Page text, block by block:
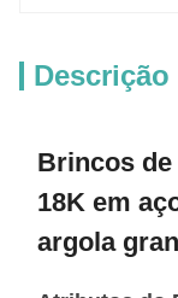
Brincos
18K em
argola